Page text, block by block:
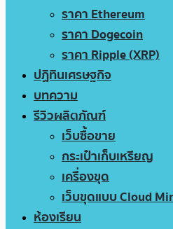
ราคา Ethereum
ราคา Dogecoin
ราคา Ripple (XRP)
ปฏิทินเศรษฐกิจ
บทความ
รีวิวผลิตภัณฑ์
เว็บซื้อขาย
กระเป๋าเก็บเหรียญ
เครื่องขุด
เว็บขุดแบบ Cloud
ห้องเรียน